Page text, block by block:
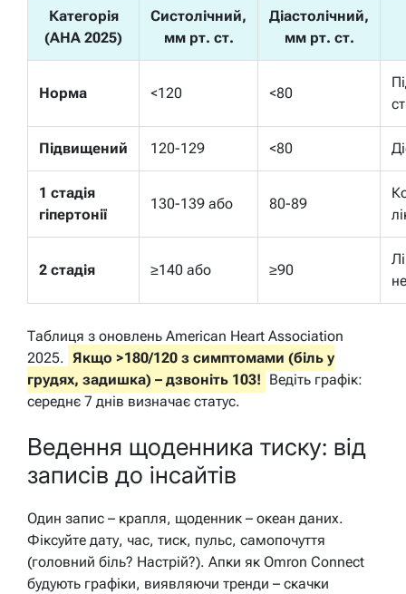
Категорія
(AHA 2025)
Систолічний,
мм рт. ст.
Діастолічний,
мм рт. ст.
Норма <120 <80
Підвищений 120-129 <80
1 стадія
гіпертонії
130-139 або 80-89
2 стадія ≥140 або ≥90
Таблиця з оновлень American Heart Association
2025. Якщо >180/120 з симптомами (біль у
грудях, задишка) – дзвоніть 103! Ведіть графік:
середнє 7 днів визначає статус.
Ведення щоденника тиску: від
записів до інсайтів
Один запис – крапля, щоденник – океан даних.
Фіксуйте дату, час, тиск, пульс, самопочуття
(головний біль? Настрій?). Апки як Omron Connect
будують графіки, виявляючи тренди – скачки